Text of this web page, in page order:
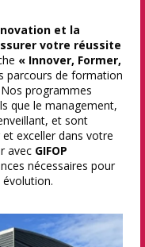
et la
votre réussite
« Innover, Former,
parcours de formation
Nos programmes
que le management,
et sont
exceller dans votre
avec GIFOP
nécessaires pour